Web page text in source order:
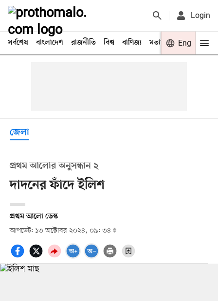
Login
সর্বশেষ বাংলাদেশ রাজনীতি বিশ্ব বাণিজ্য মতামত খেলা
Eng
জেলা
প্রথম আলোর অনুসন্ধান ২
দাদনের ফাঁদে ইলিশ
প্রথম আলো ডেস্ক
আপডেট: ১৩ অক্টোবর ২০২৪, ০৯: ৩৪